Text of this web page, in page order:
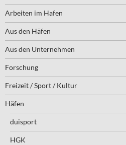
Arbeiten im Hafen
Aus den Häfen
Aus den Unternehmen
Forschung
Freizeit / Sport / Kultur
Häfen
duisport
HGK